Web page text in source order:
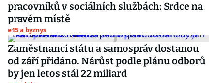
pracovníků v sociálních službách: Srdce na
pravém místě
e15 a byznys
Zaměstnanci státu a samospráv dostanou
od září přidáno. Nárůst podle plánu odborů
by jen letos stál 22 miliard